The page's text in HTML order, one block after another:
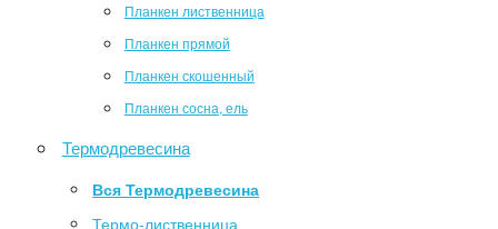
Планкен лиственница
Планкен прямой
Планкен скошенный
Планкен сосна, ель
Термодревесина
Вся Термодревесина
Термо-лиственница